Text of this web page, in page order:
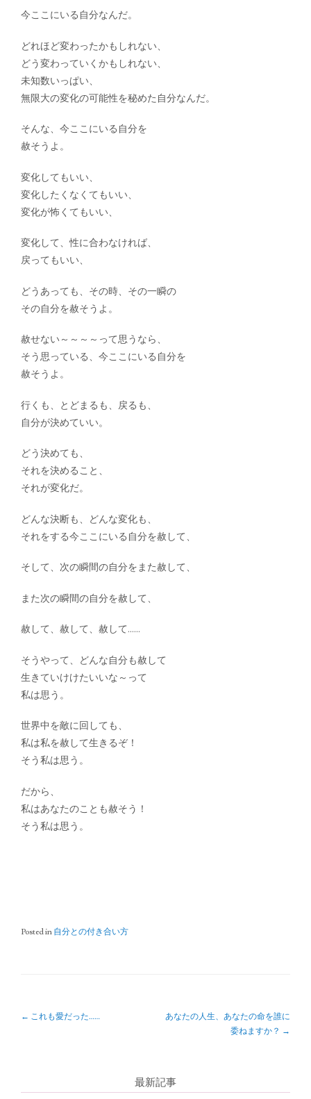
今ここにいる自分なんだ。
どれほど変わったかもしれない、
どう変わっていくかもしれない、
未知数いっぱい、
無限大の変化の可能性を秘めた自分なんだ。
そんな、今ここにいる自分を
赦そうよ。
変化してもいい、
変化したくなくてもいい、
変化が怖くてもいい、
変化して、性に合わなければ、
戻ってもいい、
どうあっても、その時、その一瞬の
その自分を赦そうよ。
赦せない～～～～って思うなら、
そう思っている、今ここにいる自分を
赦そうよ。
行くも、とどまるも、戻るも、
自分が決めていい。
どう決めても、
それを決めること、
それが変化だ。
どんな決断も、どんな変化も、
それをする今ここにいる自分を赦して、
そして、次の瞬間の自分をまた赦して、
また次の瞬間の自分を赦して、
赦して、赦して、赦して……
そうやって、どんな自分も赦して
生きていけけたいいな～って
私は思う。
世界中を敵に回しても、
私は私を赦して生きるぞ！
そう私は思う。
だから、
私はあなたのことも赦そう！
そう私は思う。
Posted in 自分との付き合い方
P
← これも愛だった……
あなたの人生、あなたの命を誰に
委ねますか？ →
最新記事